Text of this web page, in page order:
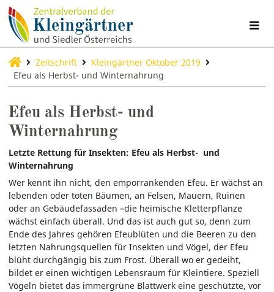
Zeitschrift
Kleingärtner Oktober 2019
Efeu als Herbst- und Winternahrung
Efeu als Herbst- und
Winternahrung
Letzte Rettung für Insekten: Efeu als Herbst- und
Winternahrung
Wer kennt ihn nicht, den emporrankenden Efeu. Er wächst an
lebenden oder toten Bäumen, an Felsen, Mauern, Ruinen
oder an Gebäudefassaden –die heimische Kletterpflanze
wächst einfach überall. Und das ist auch gut so, denn zum
Ende des Jahres gehören Efeublüten und die Beeren zu den
letzten Nahrungsquellen für Insekten und Vögel, der Efeu
blüht durchgängig bis zum Frost. Überall wo er gedeiht,
bildet er einen wichtigen Lebensraum für Kleintiere. Speziell
Vögeln bietet das immergrüne Blattwerk eine geschützte, vor